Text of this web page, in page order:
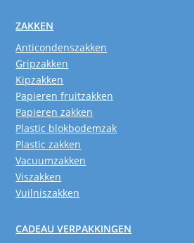
ZAKKEN
Anticondenszakken
Gripzakken
Kipzakken
Papieren fruitzakken
Papieren zakken
Plastic blokbodemzak
Plastic zakken
Vacuumzakken
Viszakken
Vuilniszakken
CADEAU VERPAKKINGEN